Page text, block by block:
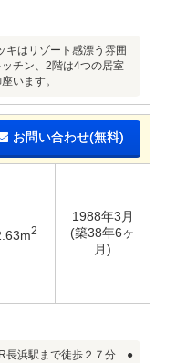
キはリゾート感漂う雰囲
チン、2階は4つの居室
います。
お問い合わせ(無料)
2
1988年3月
(築38年6ヶ
月)
長浜駅まで徒歩２７分 ●